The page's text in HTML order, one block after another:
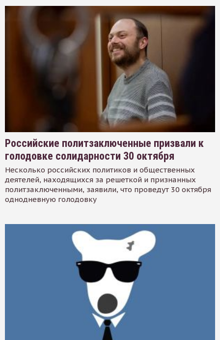
Российские политзаключенные призвали к
голодовке солидарности 30 октября
Несколько российских политиков и общественных
деятелей, находящихся за решеткой и признанных
политзаключенными, заявили, что проведут 30 октября
однодневную голодовку